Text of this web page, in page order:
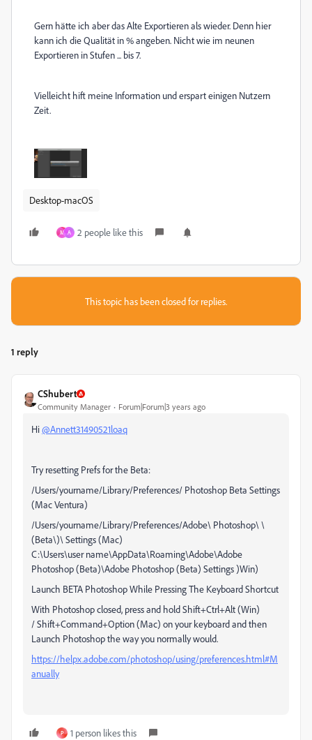
Gern hätte ich aber das Alte Exportieren als wieder. Denn hier
kann ich die Qualität in % angeben. Nicht wie im neunen
Exportieren in Stufen ... bis 7.
Vielleicht hift meine Information und erspart einigen Nutzern
Zeit.
Desktop-macOS
M A 2 people like this
This topic has been closed for replies.
1 reply
CShubert
Community Manager Forum|Forum|3 years ago
Hi@Annett31490521loaq
Try resetting Prefs for the Beta:
/Users/yourname/Library/Preferences/ Photoshop Beta Settings
(Mac Ventura)
/Users/yourname/Library/Preferences/Adobe\ Photoshop\ \
(Beta\)\ Settings (Mac)
C:\Users\user name\AppData\Roaming\Adobe\Adobe
Photoshop (Beta)\Adobe Photoshop (Beta) Settings )Win)
Launch BETA Photoshop While Pressing The Keyboard Shortcut
With Photoshop closed, press and hold Shift+Ctrl+Alt (Win)
/ Shift+Command+Option (Mac) on your keyboard and then
Launch Photoshop the way you normally would.
https://helpx.adobe.com/photoshop/using/preferences.html#M
anually
P 1 person likes this